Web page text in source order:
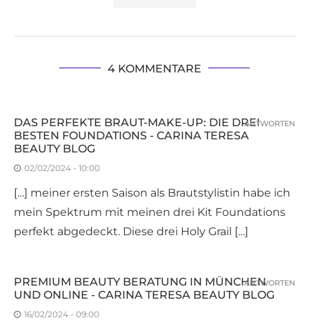
4 KOMMENTARE
DAS PERFEKTE BRAUT-MAKE-UP: DIE DREI
BESTEN FOUNDATIONS - CARINA TERESA
BEAUTY BLOG
02/02/2024 - 10:00
[…] meiner ersten Saison als Brautstylistin habe ich
mein Spektrum mit meinen drei Kit Foundations
perfekt abgedeckt. Diese drei Holy Grail […]
ANTWORTEN
PREMIUM BEAUTY BERATUNG IN MÜNCHEN
UND ONLINE - CARINA TERESA BEAUTY BLOG
16/02/2024 - 09:00
ANTWORTEN